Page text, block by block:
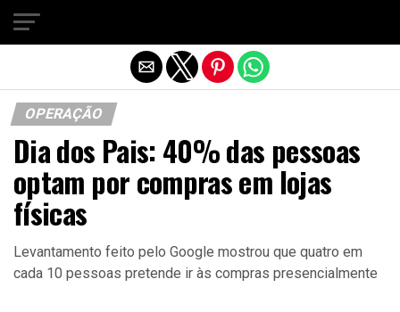
OPERAÇÃO
Dia dos Pais: 40% das pessoas
optam por compras em lojas
físicas
Levantamento feito pelo Google mostrou que quatro em
cada 10 pessoas pretende ir às compras presencialmente